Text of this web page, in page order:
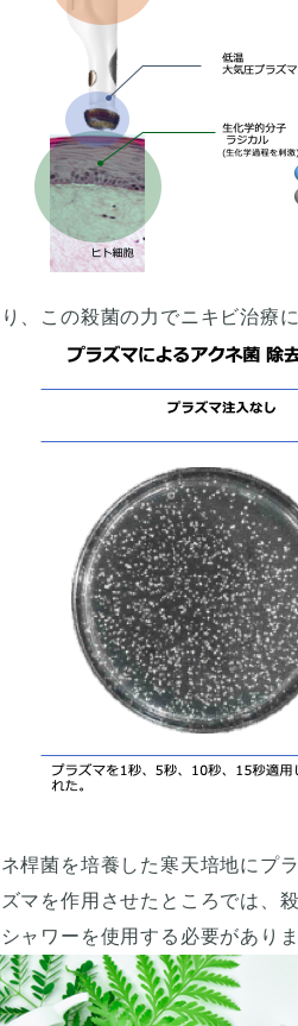
、この殺菌の力でニキビ治療
桿菌を培養した寒天培地にプ
マを作用させたところでは、
ャワーを使用する必要があり